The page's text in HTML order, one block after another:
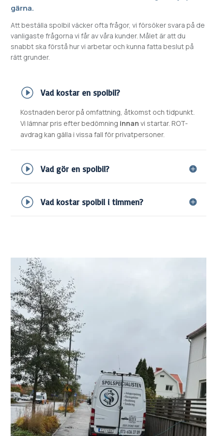
gärna.
Att beställa spolbil väcker ofta frågor, vi försöker svara på de
vanligaste frågorna vi får av våra kunder. Målet är att du
snabbt ska förstå hur vi arbetar och kunna fatta beslut på
rätt grunder.
Vad kostar en spolbil?
Kostnaden beror på omfattning, åtkomst och tidpunkt.
Vi lämnar pris efter bedömning innan vi startar. ROT-
avdrag kan gälla i vissa fall för privatpersoner.
Vad gör en spolbil?
Vad kostar spolbil i timmen?